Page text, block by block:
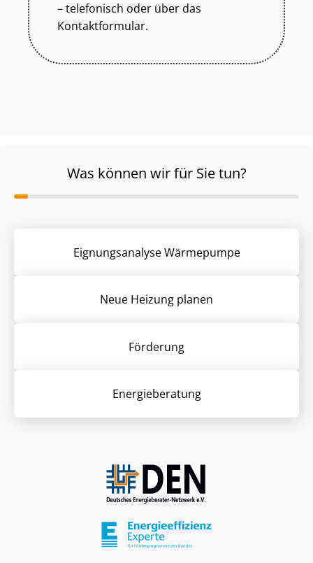
– telefonisch oder über das
Kontaktformular.
Was können wir für Sie tun?
Eignungsanalyse Wärmepumpe
Neue Heizung planen
Förderung
Energieberatung